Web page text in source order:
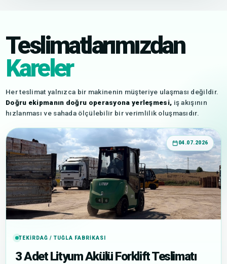
Teslimatlarımızdan
Kareler
Her teslimat yalnızca bir makinenin müşteriye ulaşması değildir.
Doğru ekipmanın doğru operasyona yerleşmesi, iş akışının
hızlanması ve sahada ölçülebilir bir verimlilik oluşmasıdır.
04.07.2026
TEKIRDAĞ / TUĞLA FABRIKASI
3 Adet Lityum Akülü Forklift Teslimatı